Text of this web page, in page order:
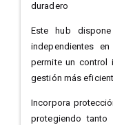
duradero
Este hub
independientes
permite un control
gestión más
Incorpora
protegiendo